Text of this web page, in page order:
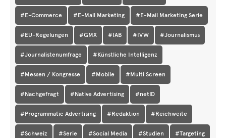
#E-Commerce #E-Mail Marketing #E-Mail Marketing Serie
#EU-Regelungen #GMX #IAB #IVW #Journalismus
#Journalistenumfrage #Künstliche Intelligenz
#Messen / Kongresse #Mobile #Multi Screen
#Nachgefragt #Native Advertising #netID
#Programmatic Advertising #Redaktion #Reichweite
#Schweiz #Serie #Social Media #Studien #Targeting